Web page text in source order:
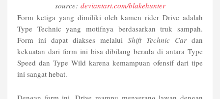
source: deviantart.com/blakehunter
Form ketiga yang dimiliki oleh kamen rider Drive adalah
Type Technic yang motifnya berdasarkan truk sampah.
Form ini dapat diakses melalui Shift Technic Car dan
kekuatan dari form ini bisa dibilang berada di antara Type
Speed dan Type Wild karena kemampuan ofensif dari tipe
ini sangat hebat.